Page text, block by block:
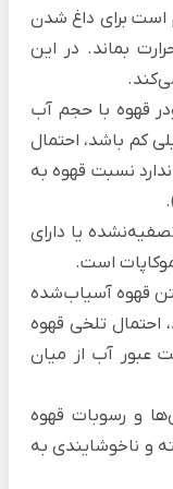
است برای داغ شدن
بماند. در این
قهوه با حجم آب
کم باشد، احتمال
نسبت قهوه به
یا دارای
است.
قهوه آسیاب‌شده
احتمال تلخی قهوه
عبور آب از میان
و رسوبات قهوه
و ناخوشایندی به